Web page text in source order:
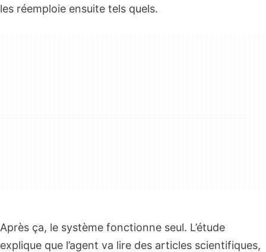
les réemploie ensuite tels quels.
Après ça, le système fonctionne seul. L’étude
explique que l’agent va lire des articles scientifiques,